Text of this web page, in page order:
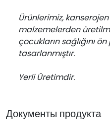
Ürünlerimiz,
malzemelerden
çocukların sağlığını
tasarlanmıştır.
Yerli Üretimdir.
Документы продукта